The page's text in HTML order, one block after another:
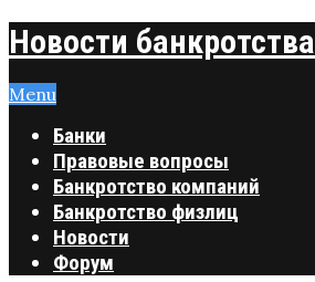
Новости банкротства
Menu
Банки
Правовые вопросы
Банкротство компаний
Банкротство физлиц
Новости
Форум